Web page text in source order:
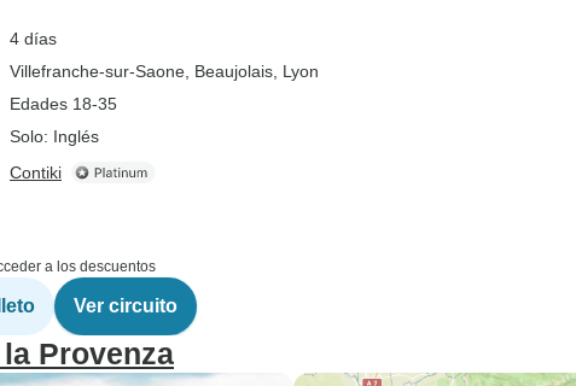
4 días
Villefranche-sur-Saone , Beaujolais , Lyon
Edades 18-35
Solo: Inglés
Contiki
a los descuentos
Ver circuito
Provenza